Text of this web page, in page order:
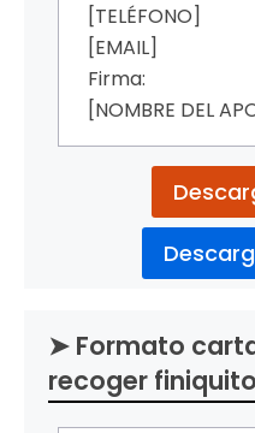
[TELÉFONO]
[EMAIL]
Firma:
[NOMBRE DEL
➤ Formato
recoger